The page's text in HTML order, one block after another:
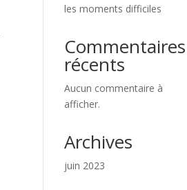
les moments difficiles
Commentaires
récents
Aucun commentaire à
afficher.
Archives
juin 2023